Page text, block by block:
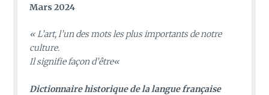
Mars 2024
«L’art, l’un des mots les plus importants de notre
culture.
Il signifie façon d’être«
Dictionnaire historique de la langue française